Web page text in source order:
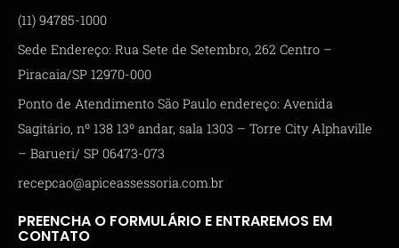
(11) 94785-1000
Sede Endereço: Rua Sete de Setembro, 262 Centro –
Piracaia/SP 12970-000
Ponto de Atendimento São Paulo endereço: Avenida
Sagitário, nº 138 13º andar, sala 1303 – Torre City Alphaville
– Barueri/ SP 06473-073
recepcao@apiceassessoria.com.br
PREENCHA O FORMULÁRIO E ENTRAREMOS EM
CONTATO